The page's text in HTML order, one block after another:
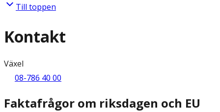
Till toppen
Kontakt
Växel
08-786 40 00
Faktafrågor om riksdagen och EU